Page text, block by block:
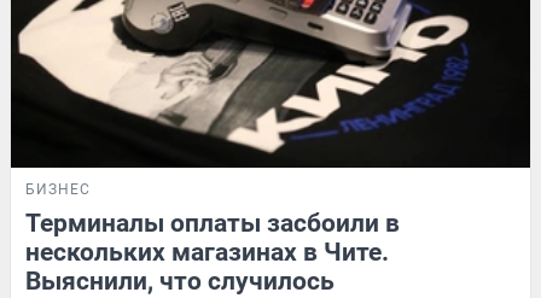
БИЗНЕС
Терминалы оплаты засбоили в
нескольких магазинах в Чите.
Выяснили, что случилось